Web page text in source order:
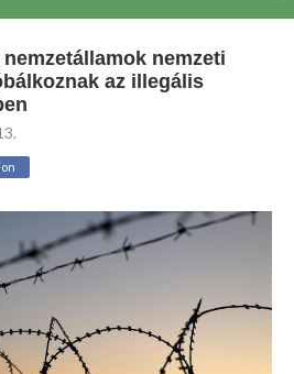
nemzeti
az illegális